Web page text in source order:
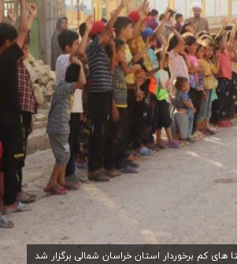
های کم برخوردار استان خراسان شمالی برگزار شد